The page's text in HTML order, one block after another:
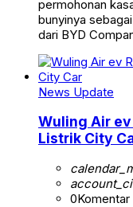
permohonan
bunyinya
dari BYD
News Update
Wuling Air
Listrik City
0Komentar